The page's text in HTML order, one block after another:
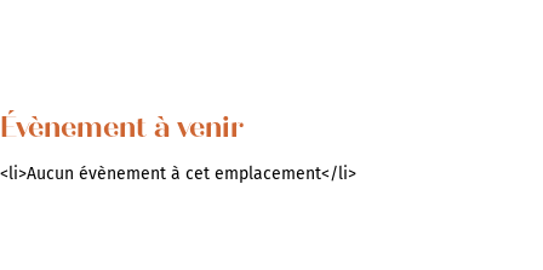
Évènement à venir
<li>Aucun évènement à cet emplacement</li>